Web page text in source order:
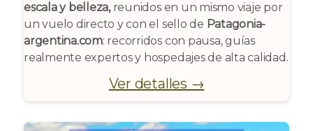
escala y belleza,reunidos en un mismo viaje por
un vuelo directo y con el sello de Patagonia-
argentina.com: recorridos con pausa, guías
realmente expertos y hospedajes de alta calidad.
Ver detalles →